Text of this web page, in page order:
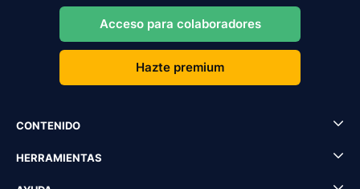
Acceso para colaboradores
Hazte premium
CONTENIDO
HERRAMIENTAS